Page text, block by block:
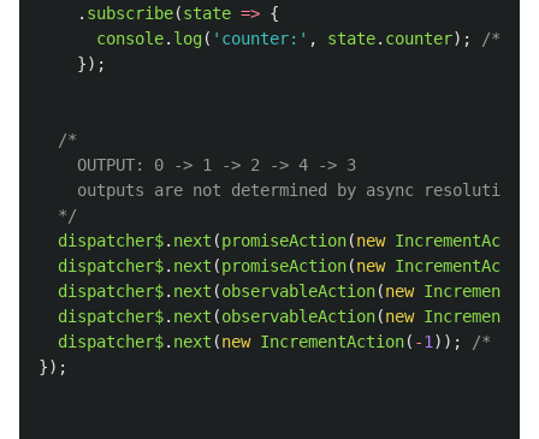
. subscribe(state => {
console. log( ' counter: ' , state. counter);
/*
});
/*
    OUTPUT: 0 -> 1 -> 2 -> 4 -> 3
outputs are not determined by async resolution
  */
dispatcher$. next (promiseAction(new IncrementAction
dispatcher$. next (promiseAction(new IncrementAction
dispatcher$. next (observableAction(new
dispatcher$. next (observableAction(new
dispatcher$. next (new IncrementAction( -1));
/*
});